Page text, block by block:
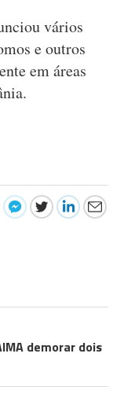
vários
e outros
em áreas
demorar dois